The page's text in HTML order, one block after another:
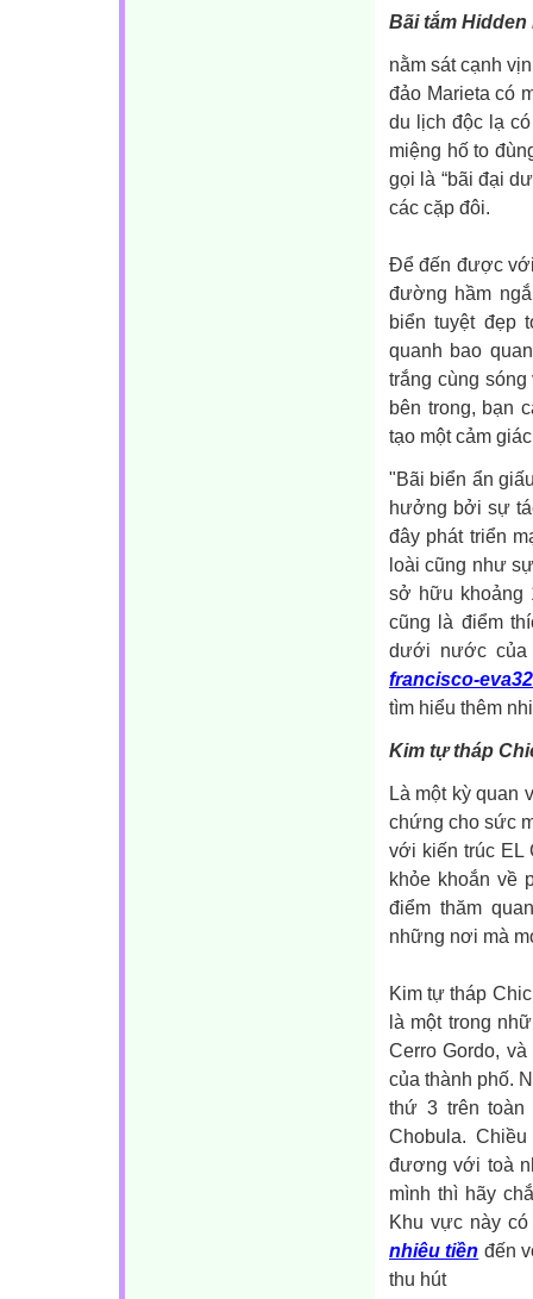
Bãi tắm Hidden
nằm sát cạnh
đảo Marieta có
du lịch độc lạ
miệng hố to
gọi là “bãi đại
các cặp đôi.
Để đến được
đường hầm
biển tuyệt đẹp
quanh bao
trắng cùng
bên trong, bạn
tạo một cảm
"Bãi biển ẩn
hưởng bởi sự
đây phát triển
loài cũng như
sở hữu khoảng
cũng là điểm
dưới nước
francisco-
tìm hiểu thêm
Kim tự tháp
Là một kỳ quan
chứng cho sức
với kiến trúc EL
khỏe khoắn về
điểm thăm
những nơi mà
Kim tự tháp
là một trong
Cerro Gordo,
của thành phố.
thứ 3 trên
Chobula.
đương với toà
mình thì hãy
Khu vực này
nhiêu tiền đến
thu hút